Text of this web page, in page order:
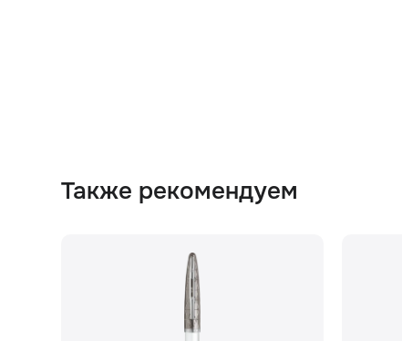
Также рекомендуем